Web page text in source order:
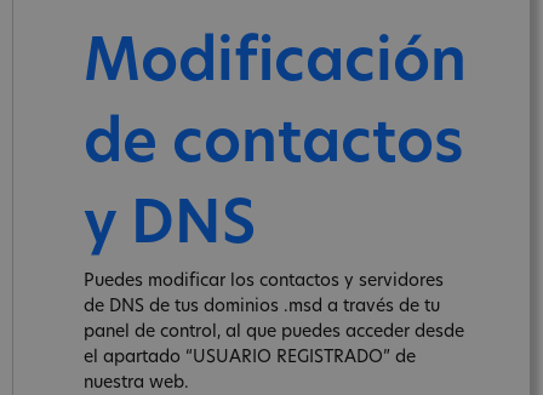
Modificación
de contactos
y DNS
Puedes modificar los contactos y servidores
de DNS de tus dominios .msd a través de tu
panel de control, al que puedes acceder desde
el apartado “USUARIO REGISTRADO” de
nuestra web.